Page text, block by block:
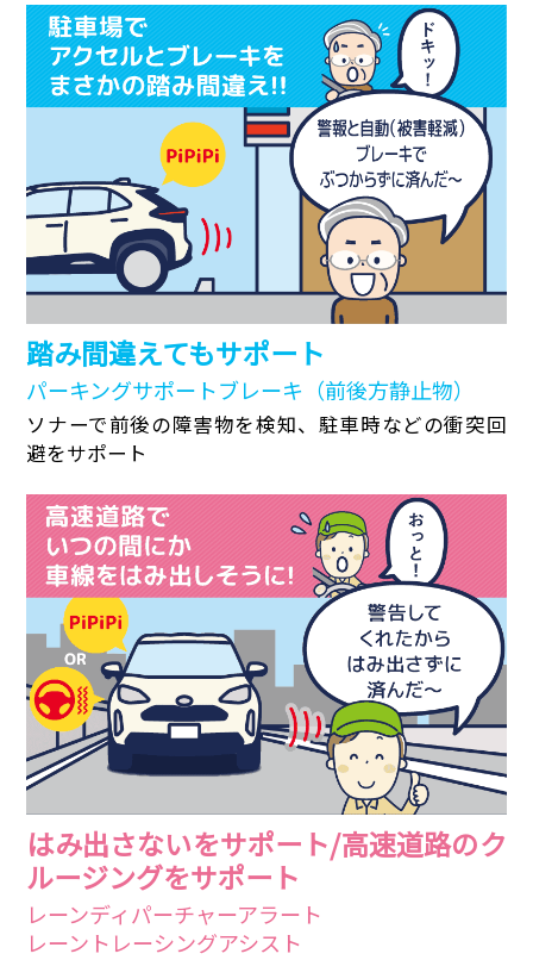
踏み間違えてもサポート
パーキングサポートブレーキ（前後方静止物）
ソナーで前後の障害物を検知、駐車時などの衝突回
避をサポート
はみ出さないをサポート/高速道路のク
ルージングをサポート
レーンディパーチャーアラート
レーントレーシングアシスト